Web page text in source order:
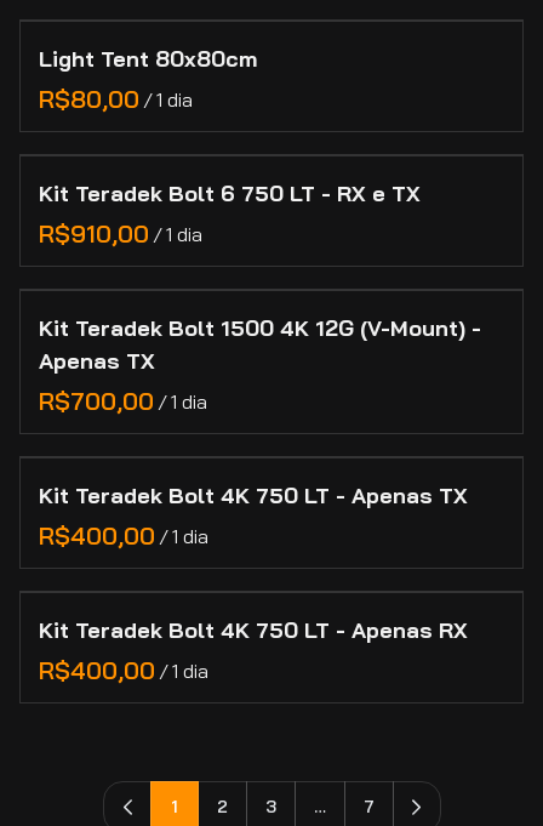
Manutenção de Lentes de Cinema
Contato
Cadastro
Light Tent 80x80cm
/
Kit Teradek Bolt 6 750 LT - RX e TX
/
Kit Teradek Bolt 1500 4K 12G (V-Mount) -
Apenas TX
/
Kit Teradek Bolt 4K 750 LT - Apenas TX
/
Kit Teradek Bolt 4K 750 LT - Apenas RX
/
1 2 3 … 7